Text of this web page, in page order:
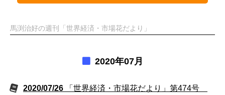
馬渕治好の週刊「世界経済・市場花だより」
2020年07月
2020/07/26
「世界経済・市場花だより」第474号